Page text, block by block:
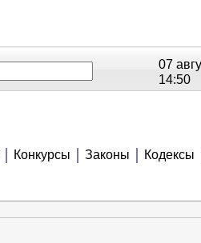
07
14:50
Конкурсы Законы Кодексы